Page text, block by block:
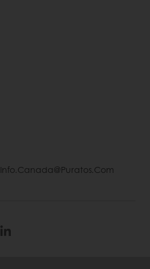
Info.canada@puratos.com